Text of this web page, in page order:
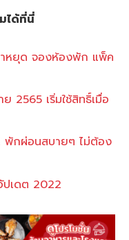
ได้ที่นี่
หยุด จองห้องพัก แพ็ค
2565 เริ่มใช้สิทธิ์เมื่อ
พักผ่อนสบายๆ ไม่ต้อง
ปเดต 2022